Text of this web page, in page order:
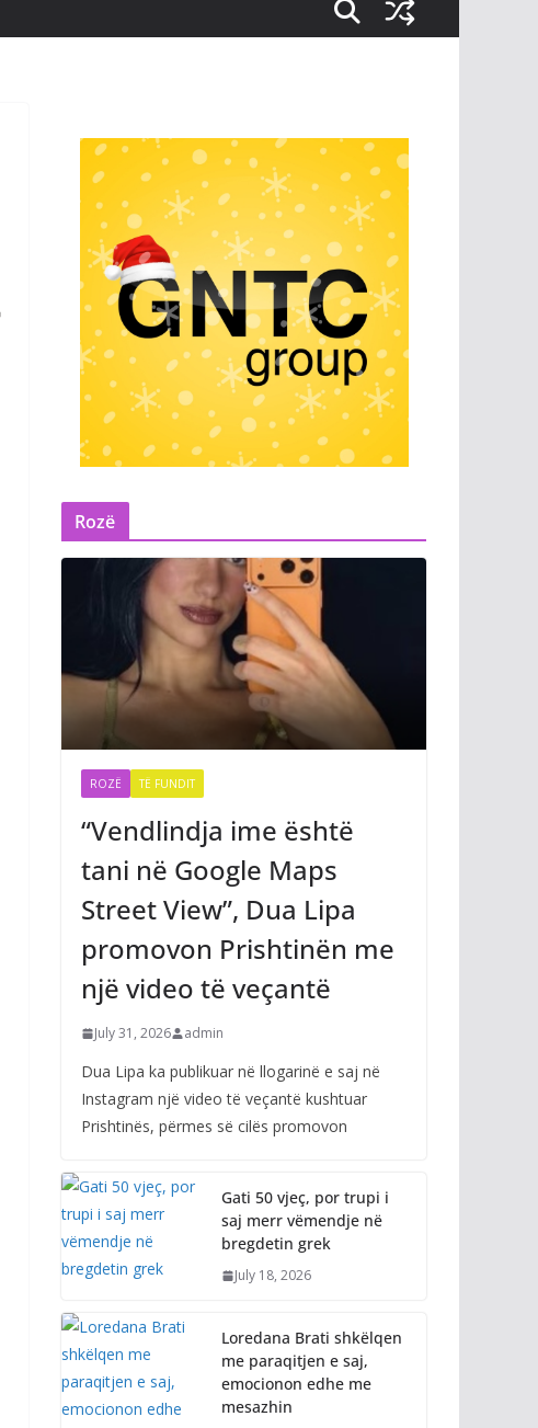
Rozë
ROZË TË FUNDIT
“Vendlindja ime është
tani në Google Maps
Street View”, Dua Lipa
promovon Prishtinën me
një video të veçantë
July 31, 2026 admin
Dua Lipa ka publikuar në llogarinë e saj në
Instagram një video të veçantë kushtuar
Prishtinës, përmes së cilës promovon
Gati 50 vjeç, por trupi i
saj merr vëmendje në
bregdetin grek
July 18, 2026
Loredana Brati shkëlqen
me paraqitjen e saj,
emocionon edhe me
mesazhin